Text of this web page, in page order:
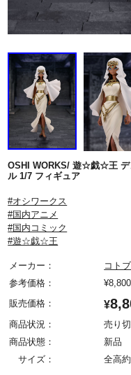
OSHI WORKS/ 遊☆戯☆王 デ
ル 1/7 フィギュア
#オシワークス
#国内アニメ
#国内コミック
#遊☆戯☆王
メーカー：
コト
参考価格：
¥8,800
販売価格：
¥
商品状況：
売り
商品状態：
新品
サイズ：
全高